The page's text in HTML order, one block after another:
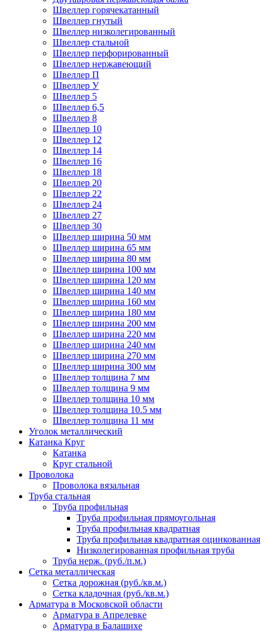
Швеллер горячекатанный
Швеллер гнутый
Швеллер низколегированный
Швеллер стальной
Швеллер перфорированный
Швеллер нержавеющий
Швеллер П
Швеллер У
Швеллер 5
Швеллер 6,5
Швеллер 8
Швеллер 10
Швеллер 12
Швеллер 14
Швеллер 16
Швеллер 18
Швеллер 20
Швеллер 22
Швеллер 24
Швеллер 27
Швеллер 30
Швеллер ширина 50 мм
Швеллер ширина 65 мм
Швеллер ширина 80 мм
Швеллер ширина 100 мм
Швеллер ширина 120 мм
Швеллер ширина 140 мм
Швеллер ширина 160 мм
Швеллер ширина 180 мм
Швеллер ширина 200 мм
Швеллер ширина 220 мм
Швеллер ширина 240 мм
Швеллер ширина 270 мм
Швеллер ширина 300 мм
Швеллер толщина 7 мм
Швеллер толщина 9 мм
Швеллер толщина 10 мм
Швеллер толщина 10.5 мм
Швеллер толщина 11 мм
Уголок металлический
Катанка Круг
Катанка
Круг стальной
Проволока
Проволока вязальная
Труба стальная
Труба профильная
Труба профильная прямоугольная
Труба профильная квадратная
Труба профильная квадратная оцинкованная
Низколегированная профильная труба
Труба нерж. (руб./п.м.)
Сетка металлическая
Сетка дорожная (руб./кв.м.)
Сетка кладочная (руб./кв.м.)
Арматура в Московской области
Арматура в Апрелевке
Арматура в Балашихе